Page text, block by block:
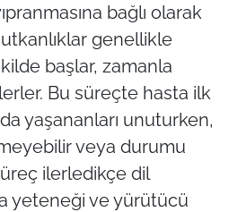
bağlı olarak
genellikle
başlar, zamanla
Bu süreçte hasta ilk
yaşananları unuturken,
veya durumu
ilerledikçe dil
yeteneği ve yürütücü